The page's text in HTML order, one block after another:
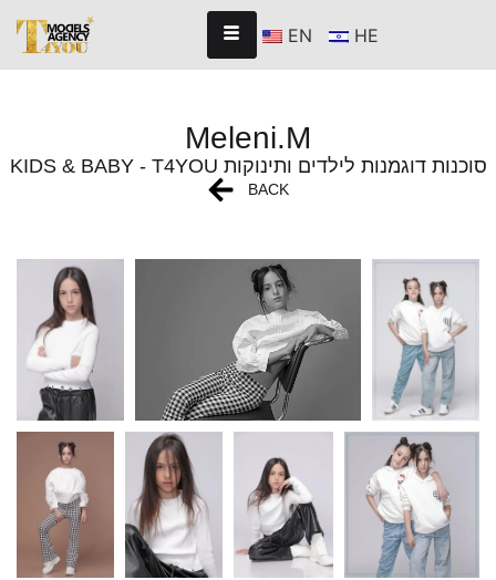
EN HE
Meleni.M
KIDS & BABY - T4YOU סוכנות דוגמנות לילדים ותינוקות
BACK